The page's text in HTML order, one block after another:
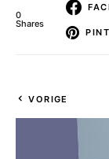
0
Shares
VORIGE